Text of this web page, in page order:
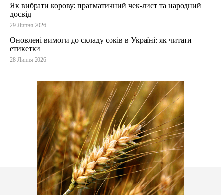
Як вибрати корову: прагматичний чек-лист та народний
досвід
29 Липня 2026
Оновлені вимоги до складу соків в Україні: як читати
етикетки
28 Липня 2026